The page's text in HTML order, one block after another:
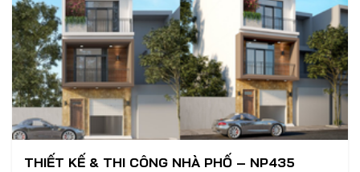
THIẾT KẾ & THI CÔNG NHÀ PHỐ – NP435